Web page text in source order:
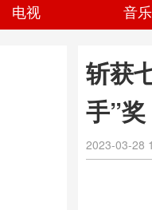
电视 音乐
斩获
手”奖
2023-03-28